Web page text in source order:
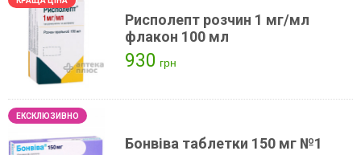
Рисполепт розчин 1 мг/мл
флакон 100 мл
930 грн
Бонвіва таблетки 150 мг №1